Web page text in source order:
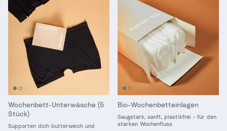
Wochenbett-Unterwäsche (5
Stück)
Supporten dich butterweich und
Bio-Wochenbetteinlagen
Saugstark, sanft, plastikfrei - für den
starken Wochenfluss